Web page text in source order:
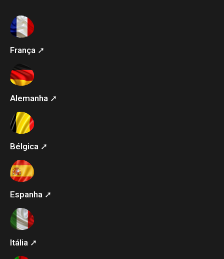
França ➚
Alemanha ➚
Bélgica ➚
Espanha ➚
Itália ➚